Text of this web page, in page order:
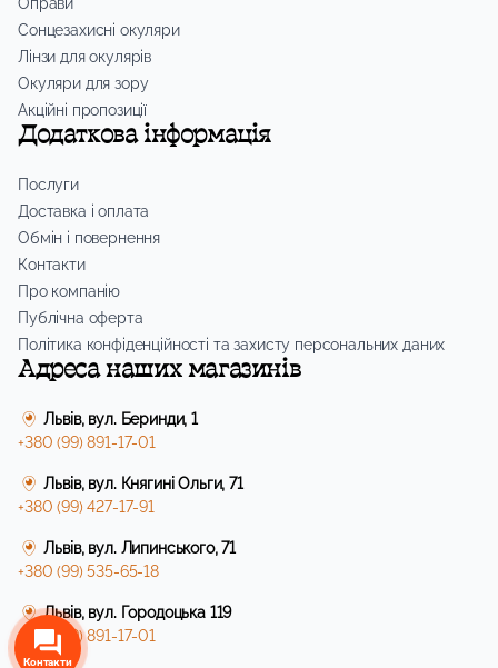
Сонцезахисні окуляри
Лінзи для окулярів
Окуляри для зору
Акційні пропозиції
Додаткова інформація
Послуги
Доставка і оплата
Обмін і повернення
Контакти
Про компанію
Публічна оферта
Політика конфіденційності та захисту персональних даних
Адреса наших магазинів
Львів, вул. Беринди, 1
+380 (99) 891-17-01
Львів, вул. Княгині Ольги, 71
+380 (99) 427-17-91
Львів, вул. Липинського, 71
+380 (99) 535-65-18
Львів, вул. Городоцька 119
+380 (99) 891-17-01
Контакти